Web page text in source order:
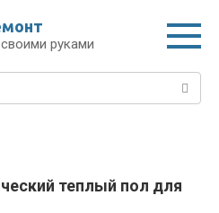
руками
теплый пол для